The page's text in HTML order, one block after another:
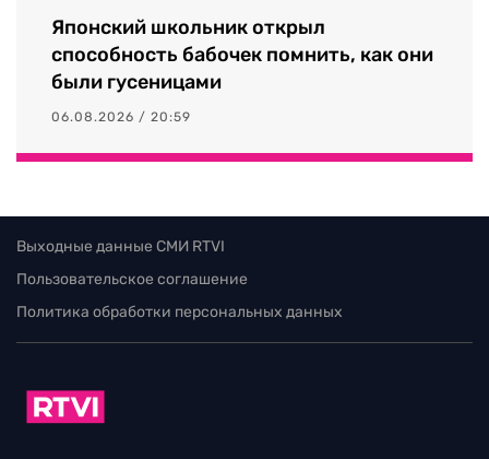
Японский школьник открыл
способность бабочек помнить, как они
были гусеницами
06.08.2026 / 20:59
Выходные данные СМИ RTVI
Пользовательское соглашение
Политика обработки персональных данных